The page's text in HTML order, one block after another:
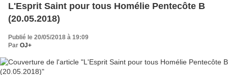
L'Esprit Saint pour tous Homélie Pentecôte B
(20.05.2018)
Publié le 20/05/2018 à 19:09
Par OJ+